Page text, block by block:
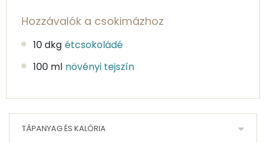
Hozzávalók a csokimázhoz
10 dkg étcsokoládé
100 ml növényi tejszín
TÁPANYAG ÉS KALÓRIA